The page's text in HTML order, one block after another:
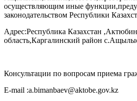
осуществляющим иные
законодательством Республики
Адрес:Республика Казахстан
область,Каргалинский район
Консультации по вопросам приема
E-mail :a.bimanbaev@aktobe.gov.kz